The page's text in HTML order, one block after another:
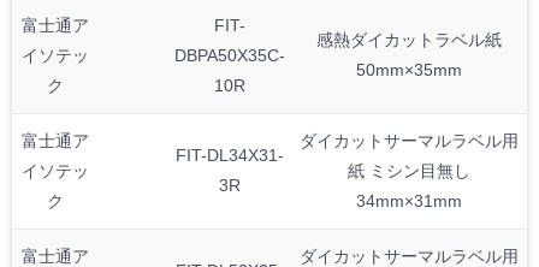
富士通ア
イソテッ
ク
FIT-
DBPA50X35C-
10R
感熱ダイカットラベル紙
50mm×35mm
富士通ア
イソテッ
ク
FIT-DL34X31-
3R
ダイカットサーマルラベル用
紙 ミシン目無し
34mm×31mm
富士通ア
ダイカットサーマルラベル用